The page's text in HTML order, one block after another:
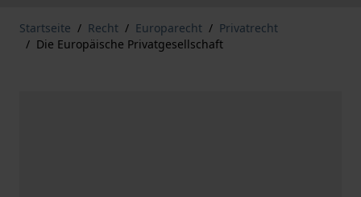
Startseite / Recht / Europarecht / Privatrecht
/ Die Europäische Privatgesellschaft